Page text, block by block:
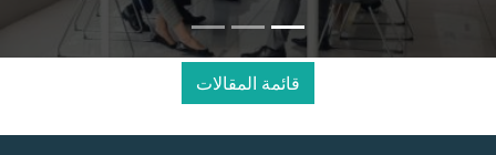
قائمة المقالات